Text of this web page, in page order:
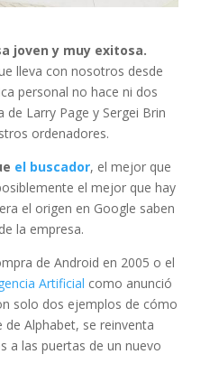
joven y muy exitosa.
lleva con nosotros desde
personal no hace ni dos
de Larry Page y Sergei Brin
ordenadores.
el buscador, el mejor que
el mejor que hay
el origen en Google saben
la empresa.
de Android en 2005 o el
Artificial como anunció
solo dos ejemplos de cómo
Alphabet, se reinventa
a las puertas de un nuevo